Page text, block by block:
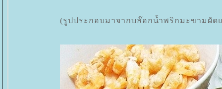
(รูปประกอบมาจากบล๊อกน้ำพริกมะขามผั